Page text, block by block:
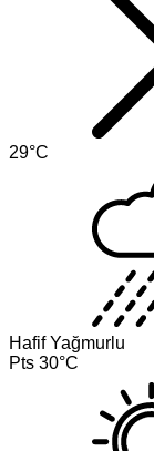
29°C
Hafif Yağmurlu
Pts 30°C